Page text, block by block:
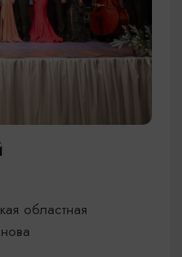
областная